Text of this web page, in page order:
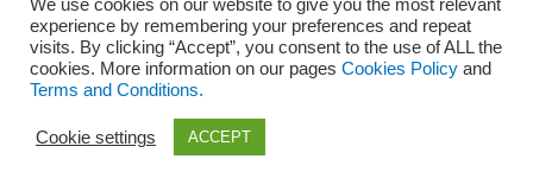
Política de privacidad
Política de cookies
Consentimiento para el tratamiento de datos personales
Blog
Contacto
Copyright © 2026
We use cookies on our website to give you the most relevant
experience by remembering your preferences and repeat
visits. By clicking “Accept”, you consent to the use of ALL the
cookies. More information on our pages Cookies Policy and
Terms and Conditions.
Cookie settings ACCEPT